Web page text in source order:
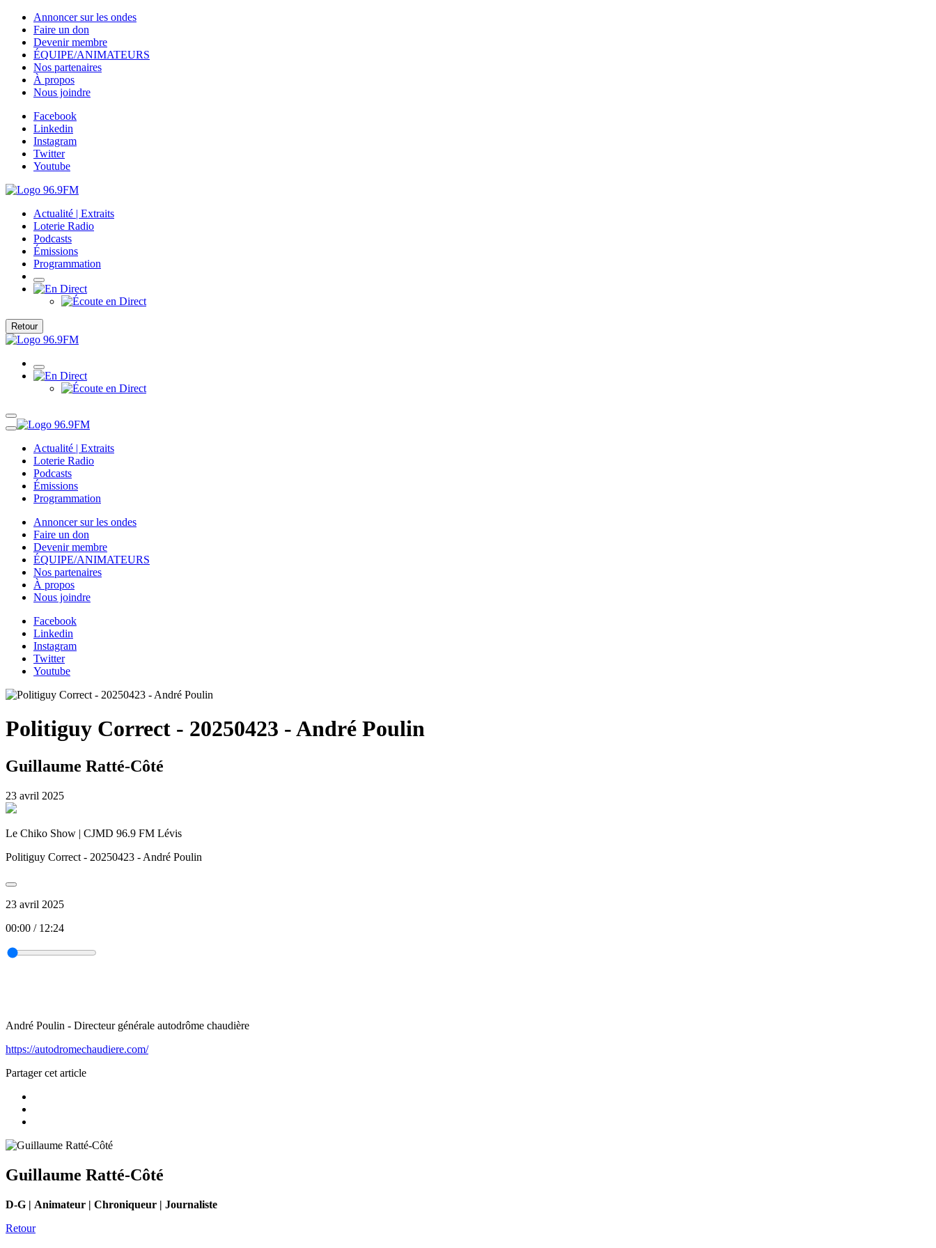
Annoncer sur les ondes
Faire un don
Devenir membre
ÉQUIPE/ANIMATEURS
Nos partenaires
À propos
Nous joindre
Facebook
Linkedin
Instagram
Twitter
Youtube
Actualité | Extraits
Loterie Radio
Podcasts
Émissions
Programmation
Retour
Actualité | Extraits
Loterie Radio
Podcasts
Émissions
Programmation
Annoncer sur les ondes
Faire un don
Devenir membre
ÉQUIPE/ANIMATEURS
Nos partenaires
À propos
Nous joindre
Facebook
Linkedin
Instagram
Twitter
Youtube
Politiguy Correct - 20250423 - André Poulin
Guillaume Ratté-Côté
23 avril 2025
Le Chiko Show | CJMD 96.9 FM Lévis
Politiguy Correct - 20250423 - André Poulin
23 avril 2025
00:00 / 12:24
André Poulin - Directeur générale autodrôme chaudière
https://autodromechaudiere.com/
Partager cet article
Guillaume Ratté-Côté
D-G | Animateur | Chroniqueur | Journaliste
Retour